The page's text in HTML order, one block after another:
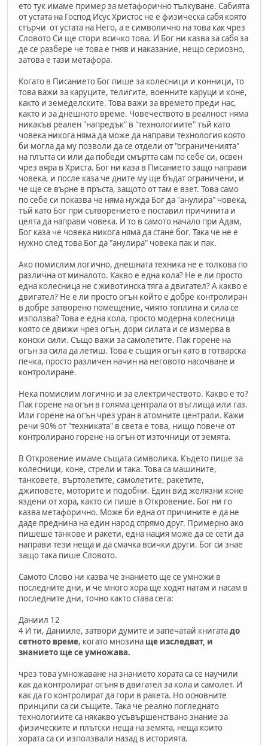
ето тук имаме пример за метафорично тълкуване. Сабията
от устата на Господ Исус Христос не е физическа сабя която
стърчи от устата на Него, а е символично на това как чрез
Словото Си ще стори всичко това. И Бог ни казва за сабя за
де се разбере че това е гняв и наказание, нещо сериозно,
затова е тази метафора.
Когато в Писанието Бог пише за колесници и конници, то
това важи за каруците, телигите, военните каруци и коне,
както и земеделските. Това важи за времето преди нас,
както и за днешното време. Човечеството в реалност няма
никакъв реален "напредък" в "технологиите" тъй като
човека никога няма да може да направи технология която
би могла да му позволи да се отдели от "ограниченията"
на плътта си или да победи смъртта сам по себе си, освен
чрез вяра в Христа. Бог ни каза в Писанието защо направи
човека, и после каза че дните му ще бъдат ограничени, и
че ще се върне в пръста, защото от там е взет. Това само
по себе си показва че няма нужда Бог да "анулира" човека,
тъй като Бог при сътворението е поставил причинита и
целта да направи човека. И то в самото начало при Адам,
Бог каза че човека никога няма да стане бог. Така че не е
нужно след това Бог да "анулира" човека пак и пак.
Ако помислим логично, днешната техника не е толкова по
различна от миналото. Какво е една кола? Не е ли просто
една колесница не с животинска тяга а двигател? А какво е
двигател? Не е ли просто огън който е добре контролиран
в добре затворено помещение, чиято топлина и сила се
използва? Това е една кола, просто модерна колесница
която се движи чрез огън, дори силата и се измерва в
конски сили. Също важи за самолетите. Пак горене на
огън за сила да летиш. Това е същия огън като в готварска
печка, просто различен начин на неговото насочване и
контролиране.
Нека помислим логично и за електричеството. Какво е то?
Пак горене на огън в голяма централа от въглища или газ.
Или горене на огън чрез уран в атомните централи. Кажи
речи 90% от "техниката" в света е това, нищо повече от
контролирано горене на огън от източници от земята.
В Откровение имаме същата символика. Където пише за
колесници, коне, стрели и така. Това са машините,
танковете, въртолетите, самолетите, ракетите,
джиповете, моторите и подобни. Един вид желязни коне
яздени от хора, както си пише в Откровение. Бог ни го
казва метафорично. Може би една от причините е да не
даде преднина на един народ спрямо друг. Примерно ако
пишеше танкове и ракети, една нация може да се сети да
направи тези неща и да смачка всички други. Бог си знае
защо така пише Словото.
Самото Слово ни казва че знанието ще се умножи в
последните дни, и че много хора ще ходят натам и насам в
последните дни, точно както става сега:
Даниил 12
4 И ти, Данииле, затвори думите и запечатай книгатадо
сетното време, когато мнозина ще изследват, и
знанието ще се умножава.
чрез това умножаване на знанието хората са се научили
как да контролират огъня в двигател за кола и самолет. И
как да го контролират да гори в ракета. Но основните
принципи са си същите. Така че реално погледнато
технологиите са някакво усъвършенствано знание за
физическите и плътски неща на земята, неща които
хората са си използвали назад в историята.